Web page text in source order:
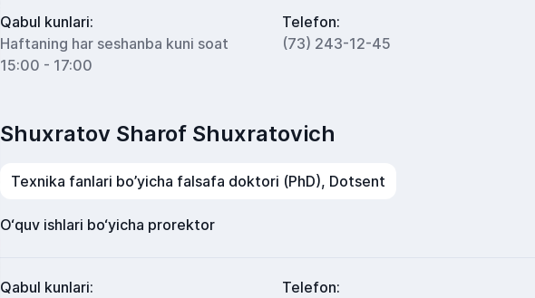
Qabul kunlari:
Haftaning har seshanba kuni soat
15:00 - 17:00
Telefon:
(73) 243-12-45
Shuxratov Sharof Shuxratovich
Texnika fanlari bo’yicha falsafa doktori (PhD), Dotsent
O‘quv ishlari bo‘yicha prorektor
Qabul kunlari:
Telefon: